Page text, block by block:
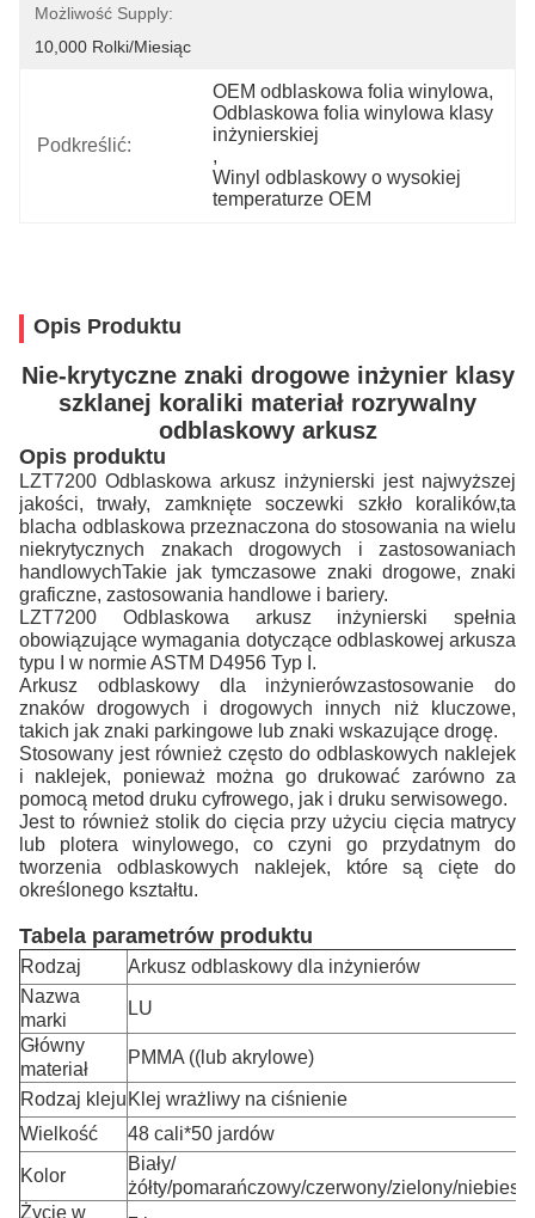
Możliwość Supply:
10,000 Rolki/miesiąc
Podkreślić:
OEM odblaskowa folia winylowa
Odblaskowa folia winylowa klasy
inżynierskiej
,
Winyl odblaskowy o wysokiej
temperaturze OEM
Opis Produktu
Nie-krytyczne znaki drogowe inżynier klasy
szklanej koraliki materiał rozrywalny
odblaskowy arkusz
Opis produktu
LZT7200 Odblaskowa arkusz inżynierski jest najwyższej
jakości, trwały, zamknięte soczewki szkło koralików,ta
blacha odblaskowa przeznaczona do stosowania na wielu
niekrytycznych znakach drogowych i zastosowaniach
handlowychTakie jak tymczasowe znaki drogowe, znaki
graficzne, zastosowania handlowe i bariery.
LZT7200 Odblaskowa arkusz inżynierski spełnia
obowiązujące wymagania dotyczące odblaskowej arkusza
typu I w normie ASTM D4956 Typ I.
Arkusz odblaskowy dla inżynierówzastosowanie do
znaków drogowych i drogowych innych niż kluczowe,
takich jak znaki parkingowe lub znaki wskazujące drogę.
Stosowany jest również często do odblaskowych naklejek
i naklejek, ponieważ można go drukować zarówno za
pomocą metod druku cyfrowego, jak i druku serwisowego.
Jest to również stolik do cięcia przy użyciu cięcia matrycy
lub plotera winylowego, co czyni go przydatnym do
tworzenia odblaskowych naklejek, które są cięte do
określonego kształtu.
Tabela parametrów produktu
Rodzaj
Arkusz odblaskowy dla inżynierów
Nazwa
marki
LU
Główny
materiał
PMMA ((lub akrylowe)
Rodzaj kleju Klej wrażliwy na ciśnienie
Wielkość
48 cali*50 jardów
Kolor
Biały/
żółty/pomarańczowy/czerwony/zielony/
Życie w